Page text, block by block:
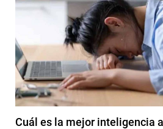
Cuál es la mejor inteligencia